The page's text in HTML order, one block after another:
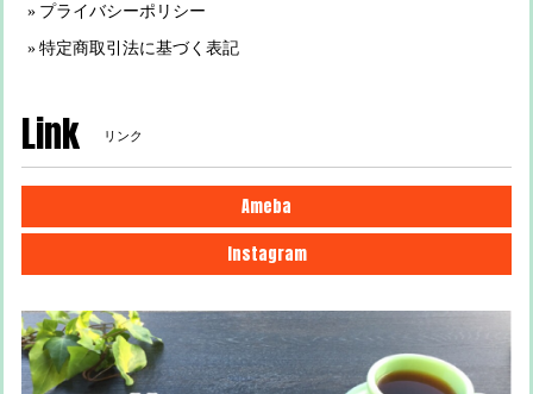
プライバシーポリシー
特定商取引法に基づく表記
Link リンク
Ameba
Instagram